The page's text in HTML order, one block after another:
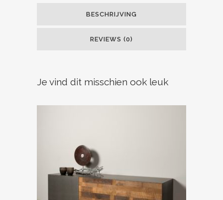
BESCHRIJVING
REVIEWS (0)
Je vind dit misschien ook leuk